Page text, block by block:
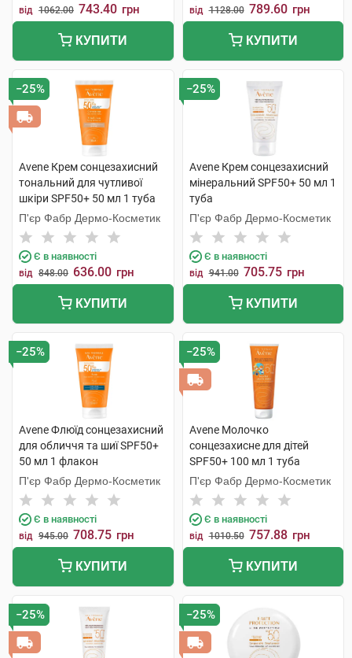
від 1062.00 743.40 грн
КУПИТИ
від 1128.00 789.60 грн
КУПИТИ
−25%
Avene Крем сонцезахисний
тональний для чутливої
шкіри SPF50+ 50 мл 1 туба
П'єр Фабр Дермо-Косметик
Є в наявності
від 848.00 636.00 грн
КУПИТИ
−25%
Avene Крем сонцезахисний
мінеральний SPF50+ 50 мл 1
туба
П'єр Фабр Дермо-Косметик
Є в наявності
від 941.00 705.75 грн
КУПИТИ
−25%
Avene Флюїд сонцезахисний
для обличчя та шиї SPF50+
50 мл 1 флакон
П'єр Фабр Дермо-Косметик
Є в наявності
від 945.00 708.75 грн
КУПИТИ
−25%
Avene Молочко
сонцезахисне для дітей
SPF50+ 100 мл 1 туба
П'єр Фабр Дермо-Косметик
Є в наявності
від 1010.50 757.88 грн
КУПИТИ
−25% −25%